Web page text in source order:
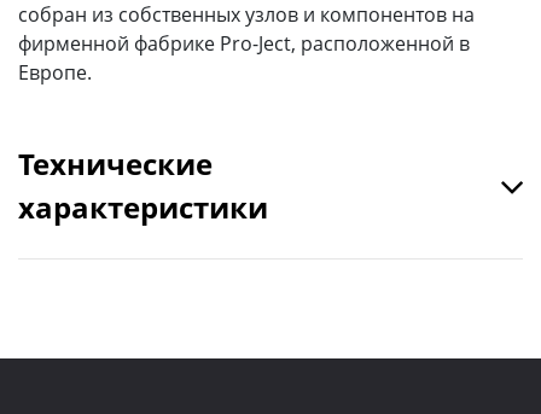
собран из собственных узлов и компонентов на
фирменной фабрике Pro-Ject, расположенной в
Европе.
Технические
характеристики